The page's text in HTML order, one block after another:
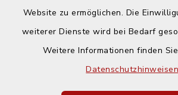
Website zu ermöglichen. Die
weiterer Dienste wird bei Bedarf
Weitere Informationen finden
Barrierefreiheit